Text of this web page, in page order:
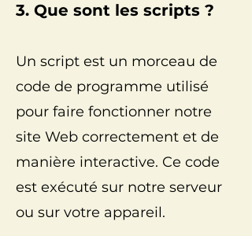
3. Que sont les scripts ?
Un script est un morceau de
code de programme utilisé
pour faire fonctionner notre
site Web correctement et de
manière interactive. Ce code
est exécuté sur notre serveur
ou sur votre appareil.